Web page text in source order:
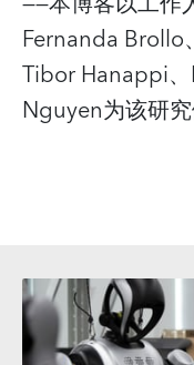
Fernanda Brollo
Tibor Hanappi
Nguyen为该研究